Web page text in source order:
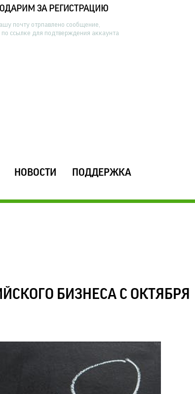
ЗА РЕГИСТРАЦИЮ
почту отрпавлено сообщение,
по ссылке для подтверждения аккаунта
НОВОСТИ ПОДДЕРЖКА
БИЗНЕСА С ОКТЯБРЯ